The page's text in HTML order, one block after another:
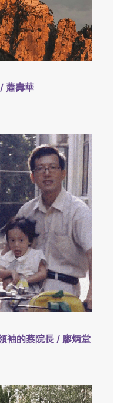
蕭壽華
袖的蔡院長 / 廖炳堂